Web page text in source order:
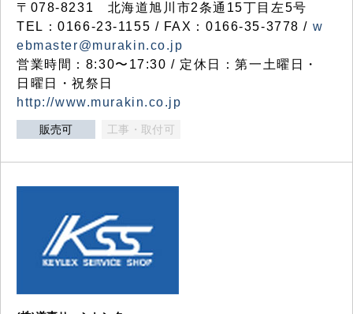
〒078-8231 北海道旭川市2条通15丁目左5号
TEL：0166-23-1155 / FAX：0166-35-3778 / w
ebmaster@murakin.co.jp
営業時間：8:30〜17:30 / 定休日：第一土曜日・
日曜日・祝祭日
http://www.murakin.co.jp
販売可 工事・取付可